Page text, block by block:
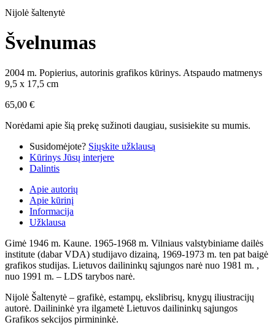
Nijolė šaltenytė
Švelnumas
2004 m. Popierius, autorinis grafikos kūrinys. Atspaudo matmenys
9,5 x 17,5 cm
65,00 €
Norėdami apie šią prekę sužinoti daugiau, susisiekite su mumis.
Susidomėjote? Siųskite užklausą
Kūrinys Jūsų interjere
Dalintis
Apie autorių
Apie kūrinį
Informacija
Užklausa
Gimė 1946 m. Kaune. 1965-1968 m. Vilniaus valstybiniame dailės
institute (dabar VDA) studijavo dizainą, 1969-1973 m. ten pat baigė
grafikos studijas. Lietuvos dailininkų sąjungos narė nuo 1981 m. ,
nuo 1991 m. – LDS tarybos narė.
Nijolė Šaltenytė – grafikė, estampų, ekslibrisų, knygų iliustracijų
autorė. Dailininkė yra ilgametė Lietuvos dailininkų sąjungos
Grafikos sekcijos pirmininkė.